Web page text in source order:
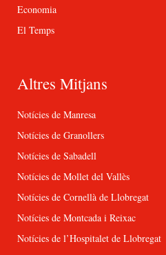
Economia
El Temps
Altres Mitjans
Notícies de Manresa
Notícies de Granollers
Notícies de Sabadell
Notícies de Mollet del Vallès
Notícies de Cornellà de Llobregat
Notícies de Montcada i Reixac
Notícies de l’Hospitalet de Llobregat